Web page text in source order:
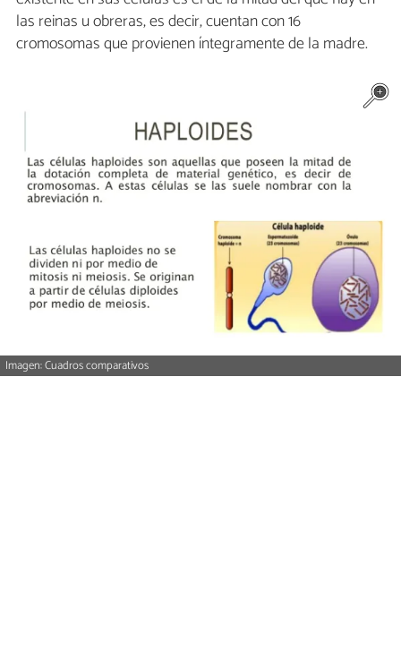
las reinas u obreras, es decir, cuentan con 16
cromosomas que provienen íntegramente de la madre.
Imagen: Cuadros comparativos